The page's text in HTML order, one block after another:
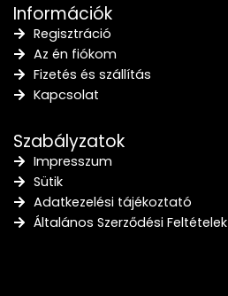
Információk
Regisztráció
Az én fiókom
Fizetés és szállítás
Kapcsolat
Szabályzatok
Impresszum
Sütik
Adatkezelési tájékoztató
Általános Szerződési Feltételek